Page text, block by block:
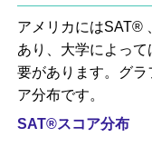
アメリカにはSAT®
あり、大学によっ
要があります。グラ
ア分布です。
SAT®スコア分布